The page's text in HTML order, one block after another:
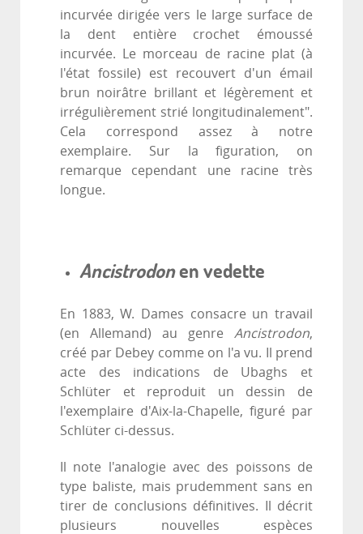
incurvée dirigée vers le large surface de
la dent entière crochet émoussé
incurvée. Le morceau de racine plat (à
l'état fossile) est recouvert d'un émail
brun noirâtre brillant et légèrement et
irrégulièrement strié longitudinalement".
Cela correspond assez à notre
exemplaire. Sur la figuration, on
remarque cependant une racine très
longue.
Ancistrodonen vedette
En 1883, W. Dames consacre un travail
(en Allemand) au genre Ancistrodon,
créé par Debey comme on l'a vu. Il prend
acte des indications de Ubaghs et
Schlüter et reproduit un dessin de
l'exemplaire d'Aix-la-Chapelle, figuré par
Schlüter ci-dessus.
Il note l'analogie avec des poissons de
type baliste, mais prudemment sans en
tirer de conclusions définitives. Il décrit
plusieurs nouvelles espèces